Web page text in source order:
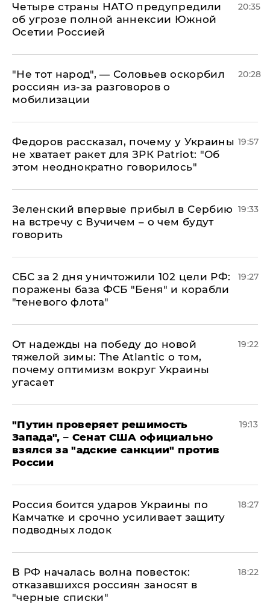
Четыре страны НАТО предупредили
об угрозе полной аннексии Южной
Осетии Россией
20:35
​"Не тот народ", — Соловьев оскорбил
россиян из-за разговоров о
мобилизации
20:28
Федоров рассказал, почему у Украины
не хватает ракет для ЗРК Patriot: "Об
этом неоднократно говорилось"
19:57
Зеленский впервые прибыл в Сербию
на встречу с Вучичем – о чем будут
говорить
19:33
СБС за 2 дня уничтожили 102 цели РФ:
поражены база ФСБ "Беня" и корабли
"теневого флота"
19:27
От надежды на победу до новой
тяжелой зимы: The Atlantic о том,
почему оптимизм вокруг Украины
угасает
19:22
"Путин проверяет решимость
Запада", – Сенат США официально
взялся за "адские санкции" против
России
19:13
Россия боится ударов Украины по
Камчатке и срочно усиливает защиту
подводных лодок
18:27
​В РФ началась волна повесток:
отказавшихся россиян заносят в
"черные списки"
18:22